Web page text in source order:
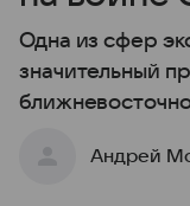
Одна из сфер
значительный
Андрей